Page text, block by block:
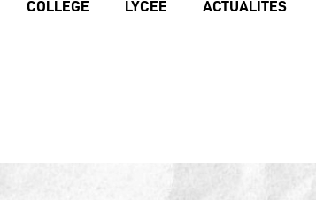
COLLÈGE LYCÉE ACTUALITÉS